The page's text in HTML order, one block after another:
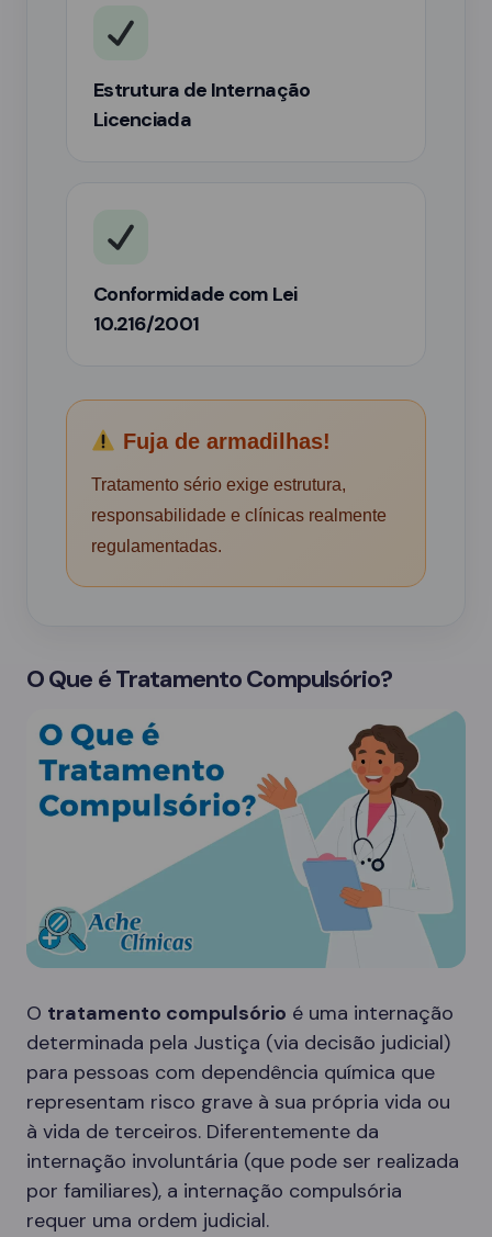
Estrutura de Internação
Licenciada
Conformidade com Lei
10.216/2001
Fuja de armadilhas!
Tratamento sério exige estrutura,
responsabilidade e clínicas realmente
regulamentadas.
O Que é Tratamento Compulsório?
O tratamento compulsório é uma internação
determinada pela Justiça (via decisão judicial)
para pessoas com dependência química que
representam risco grave à sua própria vida ou
à vida de terceiros. Diferentemente da
internação involuntária (que pode ser realizada
por familiares), a internação compulsória
requer uma ordem judicial.